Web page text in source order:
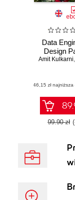
Data
Design
Amit Kulkarni,
(46,15 zł
99.90 zł